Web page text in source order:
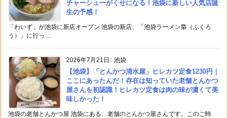
チャーシューがくせになる！池袋に新しい人気店誕
生の予感！
「わいず」が池袋に新店オープン 池袋の新店、「池袋ラーメン梟（ふくろ
う）」に行っ ...
2026年7月21日 : 池袋
【池袋】「とんかつ清水屋」ヒレカツ定食1230円｜
ここにあったんだ！存在は知っていた老舗とんかつ
屋さんを初認識！ヒレカツ定食は肉の味が濃くて美
味しかった！
池袋の老舗とんかつ屋 池袋にある、老舗のとんかつ屋さんです。このご時